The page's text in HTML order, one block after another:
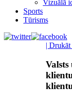
Vizuālā
Sports
Tūrisms
| Drukāt |